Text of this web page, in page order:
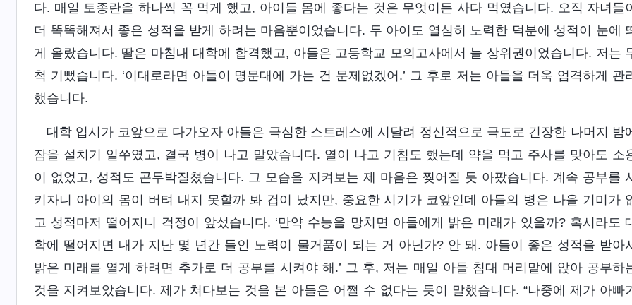
다. 매일 토종란을 하나씩 꼭 먹게 했고, 아이들 몸에 좋다는 것은 무엇이든 사다 먹였습니다. 오직 자녀들이
더 똑똑해져서 좋은 성적을 받게 하려는 마음뿐이었습니다. 두 아이도 열심히 노력한 덕분에 성적이 눈에
게 올랐습니다. 딸은 마침내 대학에 합격했고, 아들은 고등학교 모의고사에서 늘 상위권이었습니다. 저는
척 기뻤습니다. ‘이대로라면 아들이 명문대에 가는 건 문제없겠어.’ 그 후로 저는 아들을 더욱 엄격하게 관
했습니다.
대학 입시가 코앞으로 다가오자 아들은 극심한 스트레스에 시달려 정신적으로 극도로 긴장한 나머지 밤에
잠을 설치기 일쑤였고, 결국 병이 나고 말았습니다. 열이 나고 기침도 했는데 약을 먹고 주사를 맞아도 소
이 없었고, 성적도 곤두박질쳤습니다. 그 모습을 지켜보는 제 마음은 찢어질 듯 아팠습니다. 계속 공부를 시
키자니 아이의 몸이 버텨 내지 못할까 봐 겁이 났지만, 중요한 시기가 코앞인데 아들의 병은 나을 기미가
고 성적마저 떨어지니 걱정이 앞섰습니다. ‘만약 수능을 망치면 아들에게 밝은 미래가 있을까? 혹시라도
학에 떨어지면 내가 지난 몇 년간 들인 노력이 물거품이 되는 거 아닌가? 안 돼. 아들이 좋은 성적을 받아
밝은 미래를 열게 하려면 추가로 더 공부를 시켜야 해.’ 그 후, 저는 매일 아들 침대 머리맡에 앉아 공부하
것을 지켜보았습니다. 제가 쳐다보는 것을 본 아들은 어쩔 수 없다는 듯이 말했습니다. “나중에 제가 아빠